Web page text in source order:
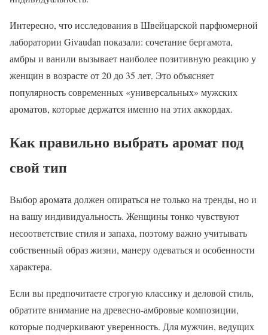
Интересно, что исследования в Швейцарской парфюмерной
лаборатории Givaudan показали: сочетание бергамота,
амбры и ванили вызывает наиболее позитивную реакцию у
женщин в возрасте от 20 до 35 лет. Это объясняет
популярность современных «универсальных» мужских
ароматов, которые держатся именно на этих аккордах.
Как правильно выбрать аромат под
свой тип
Выбор аромата должен опираться не только на тренды, но и
на вашу индивидуальность. Женщины тонко чувствуют
несоответствие стиля и запаха, поэтому важно учитывать
собственный образ жизни, манеру одеваться и особенности
характера.
Если вы предпочитаете строгую классику и деловой стиль,
обратите внимание на древесно-амбровые композиции,
которые подчеркивают уверенность. Для мужчин, ведущих